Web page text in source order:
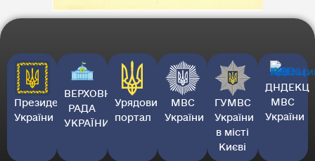
Президент
України
ВЕРХОВНА
РАДА
УКРАЇНИ
Урядовий
портал
МВС
України
ГУМВС
України
в місті
Києві
ДНДЕКЦ
МВС
України